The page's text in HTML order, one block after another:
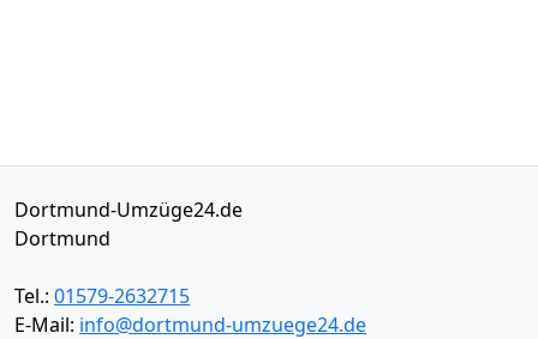
Dortmund-Umzüge24.de
Dortmund
Tel.: 01579-2632715
E-Mail: info@dortmund-umzuege24.de